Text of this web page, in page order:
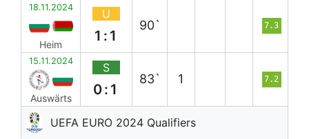
18.11.2024
Heim
U
1:1
90` 7.3
15.11.2024
Auswärts
S
0:1
83` 1 7.2
UEFA EURO 2024 Qualifiers